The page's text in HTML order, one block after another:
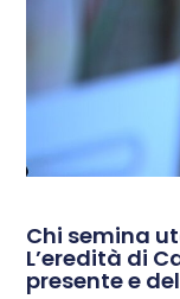
Chi semina
L’eredità di
presente e